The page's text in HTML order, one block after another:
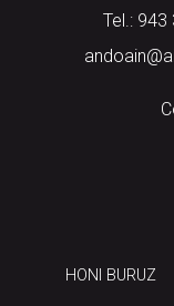
Tel.: 943
HONI BURUZ